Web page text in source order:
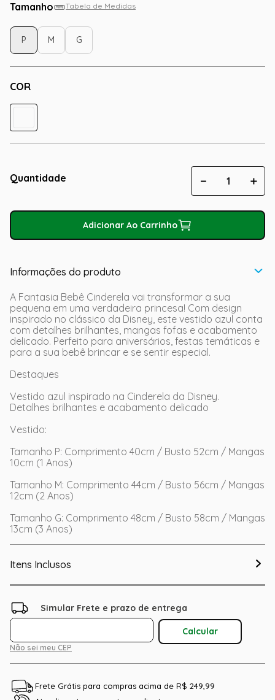
Tamanho Tabela de Medidas
COR
P M G
Quantidade ＋
－
Adicionar Ao Carrinho
Informações do produto
A Fantasia Bebê Cinderela vai transformar a sua
pequena em uma verdadeira princesa! Com design
inspirado no clássico da Disney, este vestido azul conta
com detalhes brilhantes, mangas fofas e acabamento
delicado. Perfeito para aniversários, festas temáticas e
para a sua bebê brincar e se sentir especial.
Destaques
Vestido azul inspirado na Cinderela da Disney.
Detalhes brilhantes e acabamento delicado
Vestido:
Tamanho P: Comprimento 40cm / Busto 52cm / Mangas
10cm (1 Anos)
Tamanho M: Comprimento 44cm / Busto 56cm / Mangas
12cm (2 Anos)
Tamanho G: Comprimento 48cm / Busto 58cm / Mangas
13cm (3 Anos)
Itens Inclusos
Não sei meu CEP
Frete Grátis para compras acima de R$ 249,99